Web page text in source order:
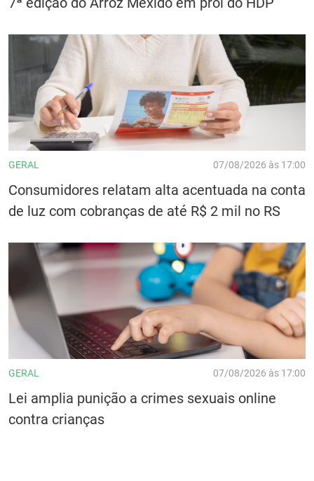
GERAL 07/08/2026 às 17:00
Consumidores relatam alta acentuada na conta
de luz com cobranças de até R$ 2 mil no RS
GERAL 07/08/2026 às 17:00
Lei amplia punição a crimes sexuais online
contra crianças